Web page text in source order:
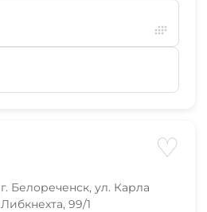
♡
г. Белореченск, ул. Карла
Либкнехта, 99/1